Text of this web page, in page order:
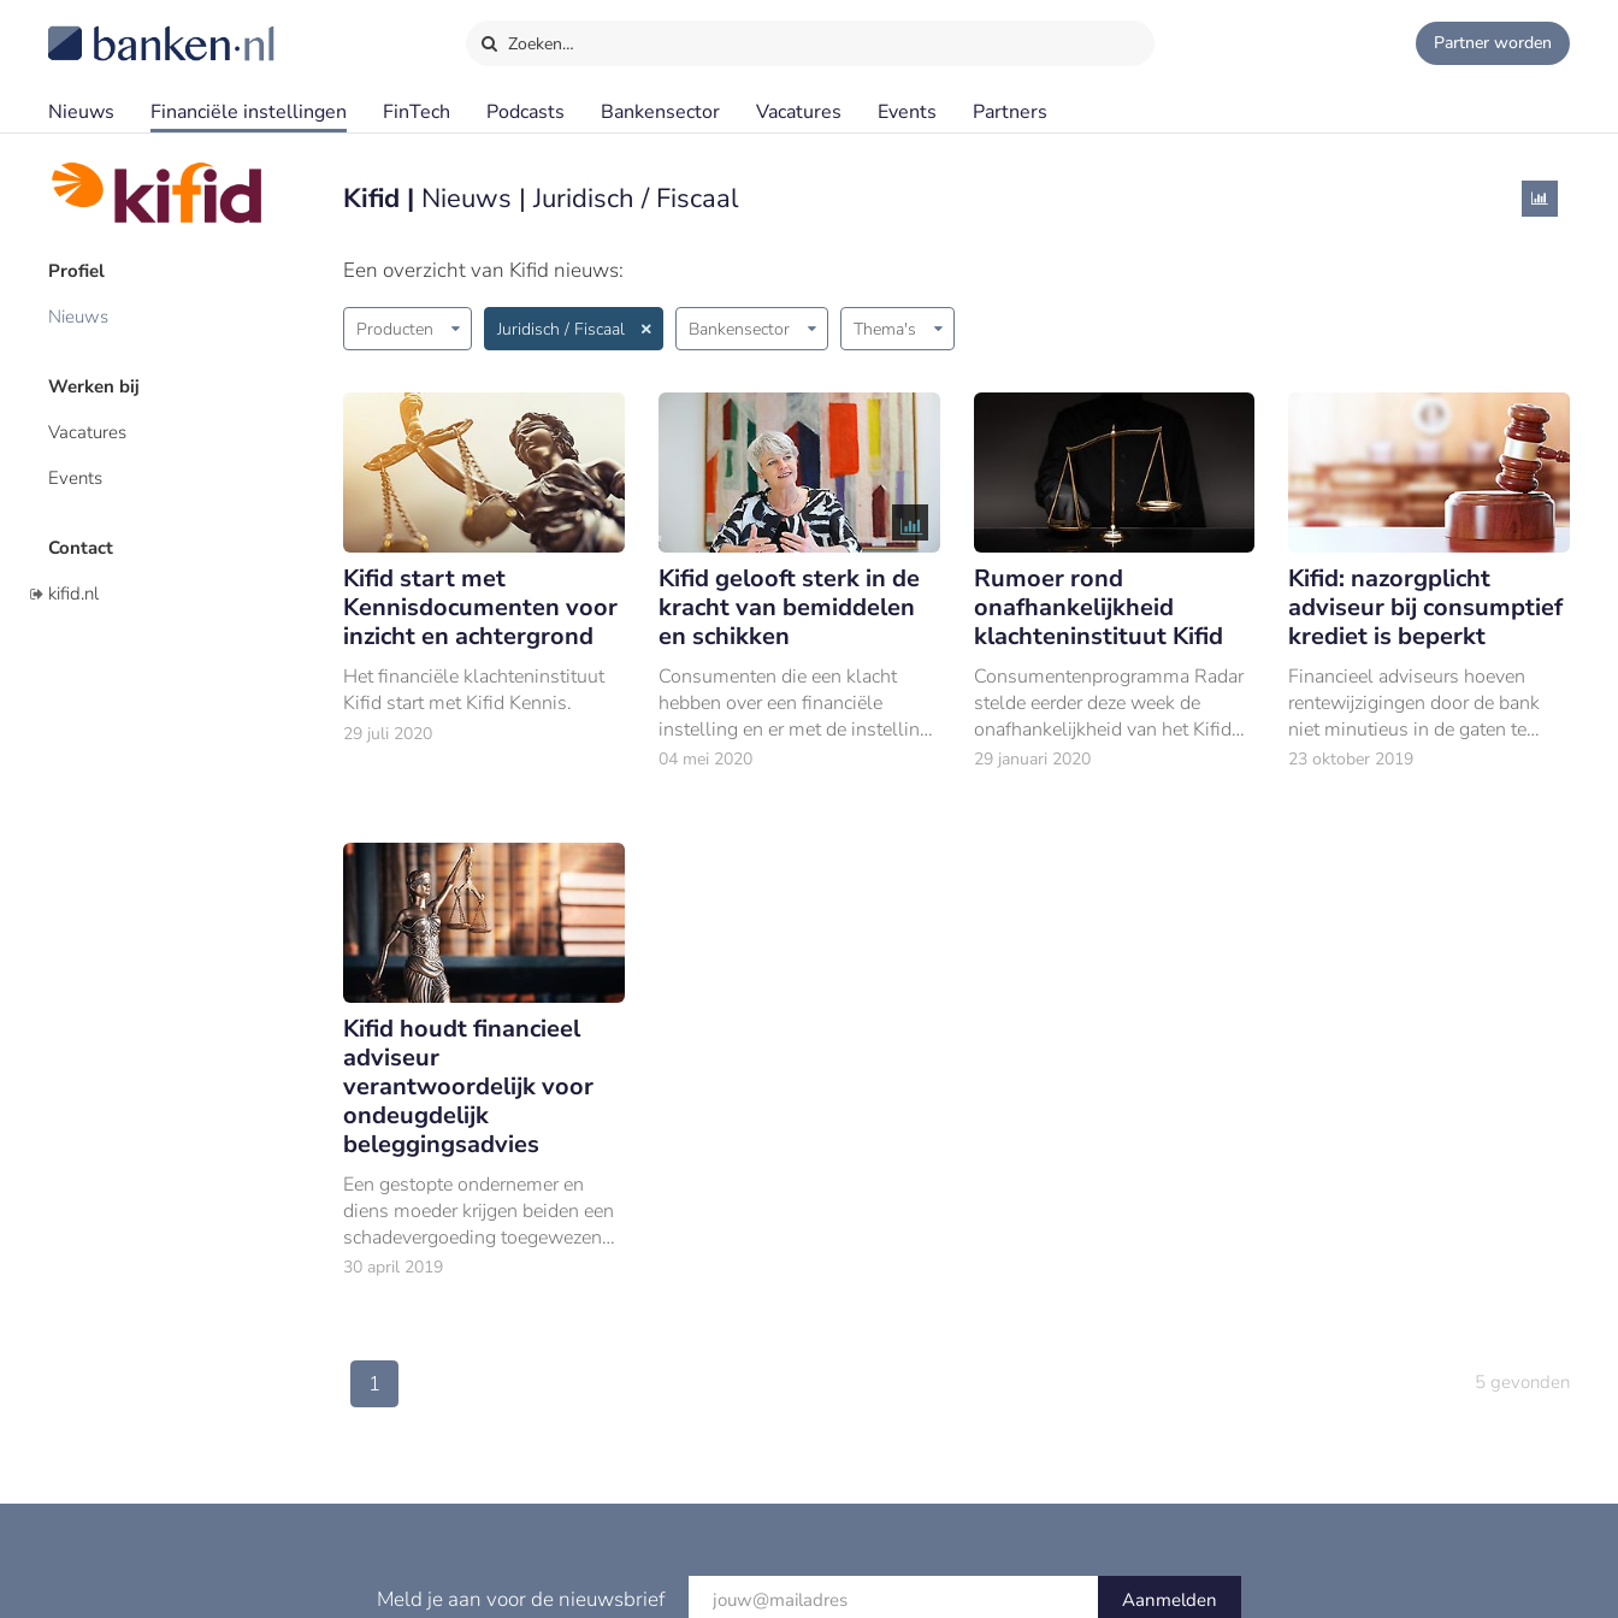
Zoeken… Partner worden
Nieuws Financiële instellingen FinTech Podcasts Bankensector Vacatures Events Partners
Profiel
Nieuws
Werken bij
Vacatures
Events
Contact
kifid.nl
Kifid | Nieuws | Juridisch / Fiscaal
Een overzicht van Kifid nieuws:
Producten Juridisch / Fiscaal Bankensector Thema's
Kifid start met
Kennisdocumenten voor
inzicht en achtergrond
Het financiële klachteninstituut
Kifid start met Kifid Kennis.
29 juli 2020
Kifid gelooft sterk in de
kracht van bemiddelen
en schikken
Consumenten die een klacht
hebben over een financiële
instelling en er met de instelling
zelf niet uitkomen, kunnen sinds
04 mei 2020
Rumoer rond
onafhankelijkheid
klachteninstituut Kifid
Consumentenprogramma Radar
stelde eerder deze week de
onafhankelijkheid van het Kifid
aan de kaak.
29 januari 2020
Kifid: nazorgplicht
adviseur bij consumptief
krediet is beperkt
Financieel adviseurs hoeven
rentewijzigingen door de bank
niet minutieus in de gaten te
houden.
23 oktober 2019
Kifid houdt financieel
adviseur
verantwoordelijk voor
ondeugdelijk
beleggingsadvies
Een gestopte ondernemer en
diens moeder krijgen beiden een
schadevergoeding toegewezen
van respectievelijk €100.000 en
30 april 2019
1 5 gevonden
Meld je aan voor de nieuwsbrief Aanmelden